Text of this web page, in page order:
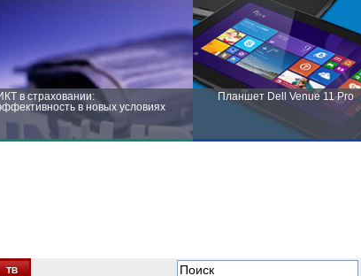
в страховании:
в новых условиях
Планшет Dell Venue 11 Pro
условиях
ТВ